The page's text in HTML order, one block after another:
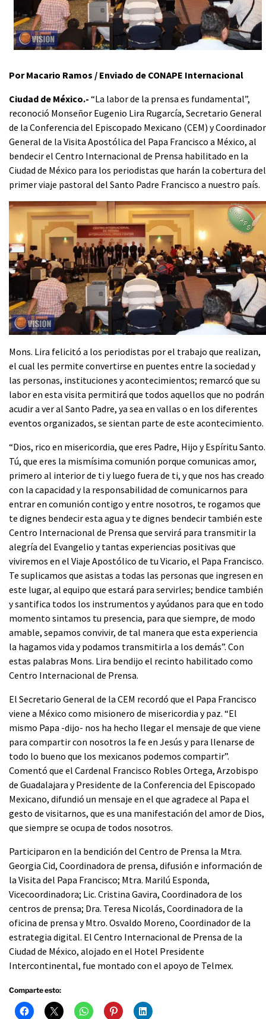
Por Macario Ramos / Enviado de CONAPE Internacional
Ciudad de México.- “La labor de la prensa es fundamental”,
reconoció Monseñor Eugenio Lira Rugarcía, Secretario General
de la Conferencia del Episcopado Mexicano (CEM) y Coordinador
General de la Visita Apostólica del Papa Francisco a México, al
bendecir el Centro Internacional de Prensa habilitado en la
Ciudad de México para los periodistas que harán la cobertura del
primer viaje pastoral del Santo Padre Francisco a nuestro país.
Mons. Lira felicitó a los periodistas por el trabajo que realizan,
el cual les permite convertirse en puentes entre la sociedad y
las personas, instituciones y acontecimientos; remarcó que su
labor en esta visita permitirá que todos aquellos que no podrán
acudir a ver al Santo Padre, ya sea en vallas o en los diferentes
eventos organizados, se sientan parte de este acontecimiento.
“Dios, rico en misericordia, que eres Padre, Hijo y Espíritu Santo.
Tú, que eres la mismísima comunión porque comunicas amor,
primero al interior de ti y luego fuera de ti, y que nos has creado
con la capacidad y la responsabilidad de comunicarnos para
entrar en comunión contigo y entre nosotros, te rogamos que
te dignes bendecir esta agua y te dignes bendecir también este
Centro Internacional de Prensa que servirá para transmitir la
alegría del Evangelio y tantas experiencias positivas que
viviremos en el Viaje Apostólico de tu Vicario, el Papa Francisco.
Te suplicamos que asistas a todas las personas que ingresen en
este lugar, al equipo que estará para servirles; bendice también
y santifica todos los instrumentos y ayúdanos para que en todo
momento sintamos tu presencia, para que siempre, de modo
amable, sepamos convivir, de tal manera que esta experiencia
la hagamos vida y podamos transmitirla a los demás”. Con
estas palabras Mons. Lira bendijo el recinto habilitado como
Centro Internacional de Prensa.
El Secretario General de la CEM recordó que el Papa Francisco
viene a México como misionero de misericordia y paz. “El
mismo Papa -dijo- nos ha hecho llegar el mensaje de que viene
para compartir con nosotros la fe en Jesús y para llenarse de
todo lo bueno que los mexicanos podemos compartir”.
Comentó que el Cardenal Francisco Robles Ortega, Arzobispo
de Guadalajara y Presidente de la Conferencia del Episcopado
Mexicano, difundió un mensaje en el que agradece al Papa el
gesto de visitarnos, que es una manifestación del amor de Dios,
que siempre se ocupa de todos nosotros.
Participaron en la bendición del Centro de Prensa la Mtra.
Georgia Cid, Coordinadora de prensa, difusión e información de
la Visita del Papa Francisco; Mtra. Marilú Esponda,
Vicecoordinadora; Lic. Cristina Gavira, Coordinadora de los
centros de prensa; Dra. Teresa Nicolás, Coordinadora de la
oficina de prensa y Mtro. Osvaldo Moreno, Coordinador de la
estrategia digital. El Centro Internacional de Prensa de la
Ciudad de México, alojado en el Hotel Presidente
Intercontinental, fue montado con el apoyo de Telmex.
Comparte esto: